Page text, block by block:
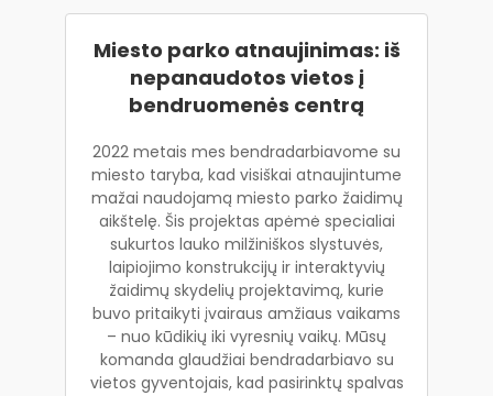
Miesto parko atnaujinimas: iš
nepanaudotos vietos į
bendruomenės centrą
2022 metais mes bendradarbiavome su
miesto taryba, kad visiškai atnaujintume
mažai naudojamą miesto parko žaidimų
aikštelę. Šis projektas apėmė specialiai
sukurtos lauko milžiniškos slystuvės,
laipiojimo konstrukcijų ir interaktyvių
žaidimų skydelių projektavimą, kurie
buvo pritaikyti įvairaus amžiaus vaikams
– nuo kūdikių iki vyresnių vaikų. Mūsų
komanda glaudžiai bendradarbiavo su
vietos gyventojais, kad pasirinktų spalvas